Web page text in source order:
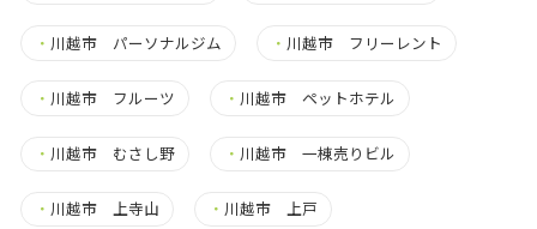
・ 川越市 パーソナルジム ・ 川越市 フリーレント
・ 川越市 フルーツ ・ 川越市 ペットホテル
・ 川越市 むさし野 ・ 川越市 一棟売りビル
・ 川越市 上寺山 ・ 川越市 上戸